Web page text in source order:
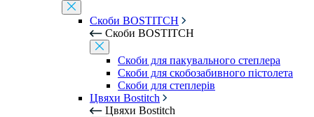
Скоби BOSTITCH
Скоби BOSTITCH
Скоби для пакувального степлера
Скоби для скобозабивного пістолета
Скоби для степлерів
Цвяхи Bostitch
Цвяхи Bostitch